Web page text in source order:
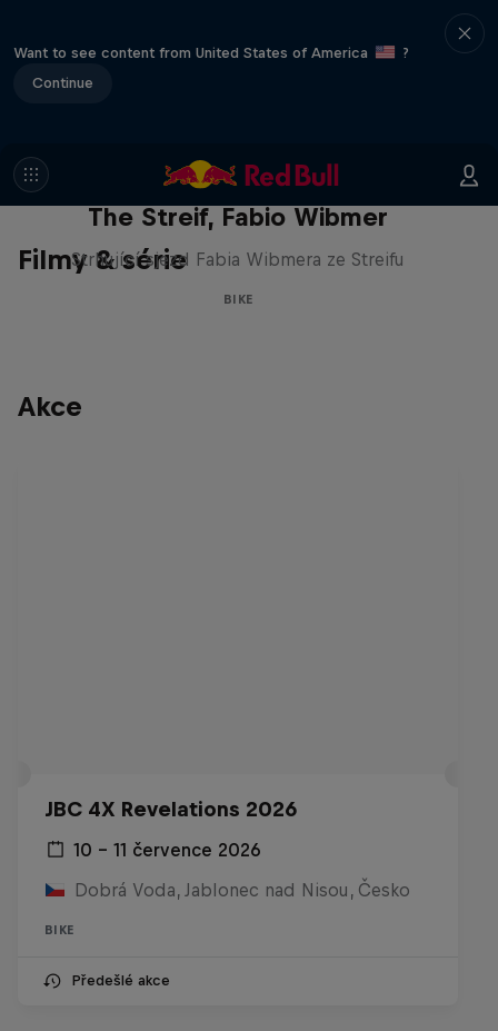
Want to see content from United States of America
?
Continue
Filmy & série
The Streif, Fabio Wibmer
Strhující sjezd Fabia Wibmera ze Streifu
BIKE
Akce
JBC 4X Revelations 2026
10 – 11 července 2026
Dobrá Voda, Jablonec nad Nisou, Česko
BIKE
Předešlé akce